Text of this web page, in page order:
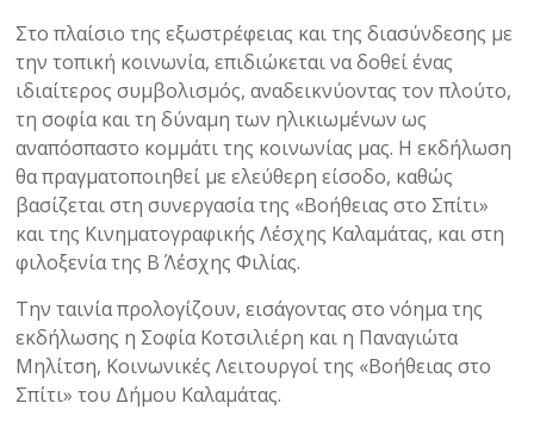
Στο πλαίσιο της εξωστρέφειας και της διασύνδεσης με
την τοπική κοινωνία, επιδιώκεται να δοθεί ένας
ιδιαίτερος συμβολισμός, αναδεικνύοντας τον πλούτο,
τη σοφία και τη δύναμη των ηλικιωμένων ως
αναπόσπαστο κομμάτι της κοινωνίας μας. Η εκδήλωση
θα πραγματοποιηθεί με ελεύθερη είσοδο, καθώς
βασίζεται στη συνεργασία της «Βοήθειας στο Σπίτι»
και της Κινηματογραφικής Λέσχης Καλαμάτας, και στη
φιλοξενία της Β΄ Λέσχης Φιλίας.
Την ταινία προλογίζουν, εισάγοντας στο νόημα της
εκδήλωσης η Σοφία Κοτσιλιέρη και η Παναγιώτα
Μηλίτση, Κοινωνικές Λειτουργοί της «Βοήθειας στο
Σπίτι» του Δήμου Καλαμάτας.